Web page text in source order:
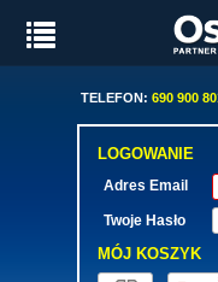
TELEFON: 690 900
LOGOWANIE
Adres Email
Twoje Hasło
MÓJ KOSZYK